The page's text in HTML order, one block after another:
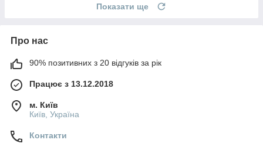
Показати ще
Про нас
90% позитивних з 20 відгуків за рік
Працює з 13.12.2018
м. Київ
Київ, Україна
Контакти